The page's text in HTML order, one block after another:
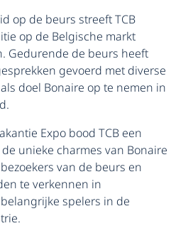
op de beurs streeft TCB
op de Belgische markt
Gedurende de beurs heeft
gevoerd met diverse
doel Bonaire op te nemen in
Expo bood TCB een
unieke charmes van Bonaire
van de beurs en
te verkennen in
spelers in de